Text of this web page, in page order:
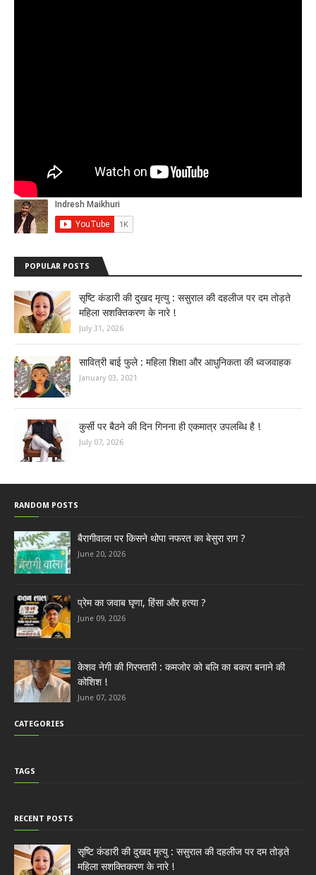
POPULAR POSTS
सृष्टि कंडारी की दुखद मृत्यु : ससुराल की दहलीज पर दम तोड़ते
महिला सशक्तिकरण के नारे !
July 31, 2026
सावित्री बाई फुले : महिला शिक्षा और आधुनिकता की ध्वजवाहक
January 03, 2021
कुर्सी पर बैठने की दिन गिनना ही एकमात्र उपलब्धि है !
July 07, 2026
RANDOM POSTS
बैरागीवाला पर किसने थोपा नफरत का बेसुरा राग ?
June 20, 2026
प्रेम का जवाब घृणा, हिंसा और हत्या ?
June 09, 2026
केशव नेगी की गिरफ्तारी : कमजोर को बलि का बकरा बनाने की
कोशिश !
June 07, 2026
CATEGORIES
TAGS
RECENT POSTS
सृष्टि कंडारी की दुखद मृत्यु : ससुराल की दहलीज पर दम तोड़ते
महिला सशक्तिकरण के नारे !